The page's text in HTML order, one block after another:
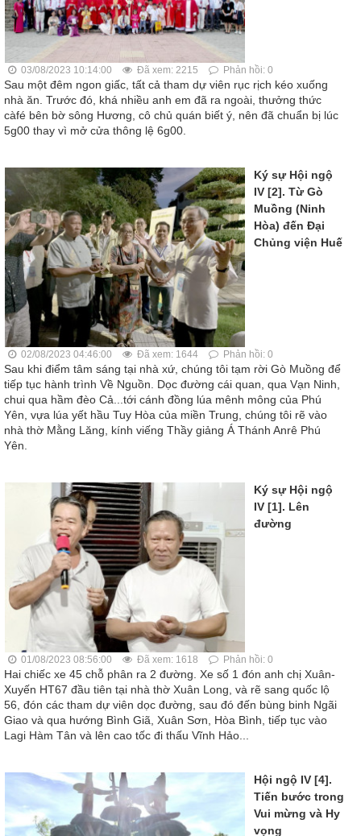
03/08/2023 10:14:00 Đã xem: 2215 Phản hồi: 0
Sau một đêm ngon giấc, tất cả tham dự viên rục rịch kéo xuống
nhà ăn. Trước đó, khá nhiều anh em đã ra ngoài, thưởng thức
càfé bên bờ sông Hương, cô chủ quán biết ý, nên đã chuẩn bị lúc
5g00 thay vì mở cửa thông lệ 6g00.
Ký sự Hội ngộ
IV [2]. Từ Gò
Muồng (Ninh
Hòa) đến Đại
Chủng viện Huế
02/08/2023 04:46:00 Đã xem: 1644 Phản hồi: 0
Sau khi điểm tâm sáng tại nhà xứ, chúng tôi tạm rời Gò Muồng để
tiếp tục hành trình Về Nguồn. Dọc đường cái quan, qua Vạn Ninh,
chui qua hầm đèo Cả...tới cánh đồng lúa mênh mông của Phú
Yên, vựa lúa yết hầu Tuy Hòa của miền Trung, chúng tôi rẽ vào
nhà thờ Mằng Lăng, kính viếng Thầy giảng Á Thánh Anrê Phú
Yên.
Ký sự Hội ngộ
IV [1]. Lên
đường
01/08/2023 08:56:00 Đã xem: 1618 Phản hồi: 0
Hai chiếc xe 45 chỗ phân ra 2 đường. Xe số 1 đón anh chị Xuân-
Xuyến HT67 đầu tiên tại nhà thờ Xuân Long, và rẽ sang quốc lộ
56, đón các tham dự viên dọc đường, sau đó đến bùng binh Ngãi
Giao và qua hướng Bình Giã, Xuân Sơn, Hòa Bình, tiếp tục vào
Lagi Hàm Tân và lên cao tốc đi thấu Vĩnh Hảo...
Hội ngộ IV [4].
Tiến bước trong
Vui mừng và Hy
vọng